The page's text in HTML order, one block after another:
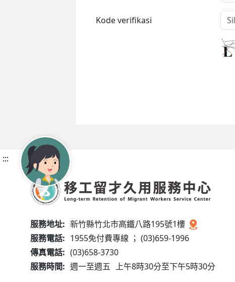
Kode verifikasi
:::
服務地址: 新竹縣竹北市高鐵八路195號1樓
服務電話: 1955免付費專線 ； (03)659-1996
傳真電話: (03)658-3730
服務時間: 週一至週五 上午8時30分至下午5時30分